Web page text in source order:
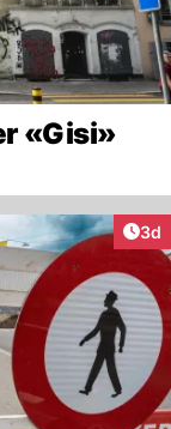
«Gisi»
3d